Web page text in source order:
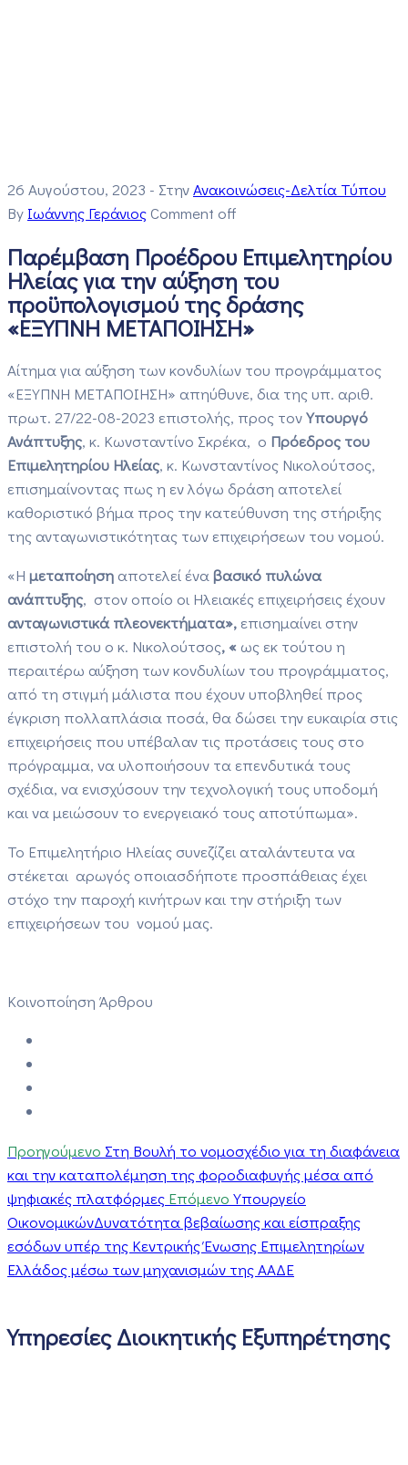
26 Αυγούστου, 2023 - ΣτηνΑνακοινώσεις-Δελτία Τύπου
By Ιωάννης ΓεράνιοςComment off
Παρέμβαση Προέδρου Επιμελητηρίου
Ηλείας για την αύξηση του
προϋπολογισμού της δράσης
«ΕΞΥΠΝΗ ΜΕΤΑΠΟΙΗΣΗ»
Αίτημα για αύξηση των κονδυλίων του προγράμματος
«ΕΞΥΠΝΗ ΜΕΤΑΠΟΙΗΣΗ» απηύθυνε, δια της υπ. αριθ.
πρωτ. 27/22-08-2023 επιστολής, προς τονΥπουργό
Ανάπτυξης, κ. Κωνσταντίνο Σκρέκα, ο Πρόεδρος του
Επιμελητηρίου Ηλείας, κ. Κωνσταντίνος Νικολούτσος,
επισημαίνοντας πως η εν λόγω δράση αποτελεί
καθοριστικό βήμα προς την κατεύθυνση της στήριξης
της ανταγωνιστικότητας των επιχειρήσεων του νομού.
«Η μεταποίηση αποτελεί έναβασικό πυλώνα
ανάπτυξης, στον οποίο οι Ηλειακές επιχειρήσεις έχουν
ανταγωνιστικά πλεονεκτήματα», επισημαίνει στην
επιστολή του ο κ. Νικολούτσος, « ως εκ τούτου η
περαιτέρω αύξηση των κονδυλίων του προγράμματος,
από τη στιγμή μάλιστα που έχουν υποβληθεί προς
έγκριση πολλαπλάσια ποσά, θα δώσει την ευκαιρία στις
επιχειρήσεις που υπέβαλαν τις προτάσεις τους στο
πρόγραμμα, να υλοποιήσουν τα επενδυτικά τους
σχέδια, να ενισχύσουν την τεχνολογική τους υποδομή
και να μειώσουν το ενεργειακό τους αποτύπωμα».
Το Επιμελητήριο Ηλείας συνεζίζει αταλάντευτα να
στέκεται αρωγός οποιασδήποτε προσπάθειας έχει
στόχο την παροχή κινήτρων και την στήριξη των
επιχειρήσεων του νομού μας.
Κοινοποίηση Άρθρου
Προηγούμενο Στη Βουλή το νομοσχέδιο για τη διαφάνεια
και την καταπολέμηση της φοροδιαφυγής μέσα από
ψηφιακές πλατφόρμες Επόμενο Υπουργείο
ΟικονομικώνΔυνατότητα βεβαίωσης και είσπραξης
εσόδων υπέρ της Κεντρικής Ένωσης Επιμελητηρίων
Ελλάδος μέσω των μηχανισμών της ΑΑΔΕ
Υπηρεσίες Διοικητικής Εξυπηρέτησης